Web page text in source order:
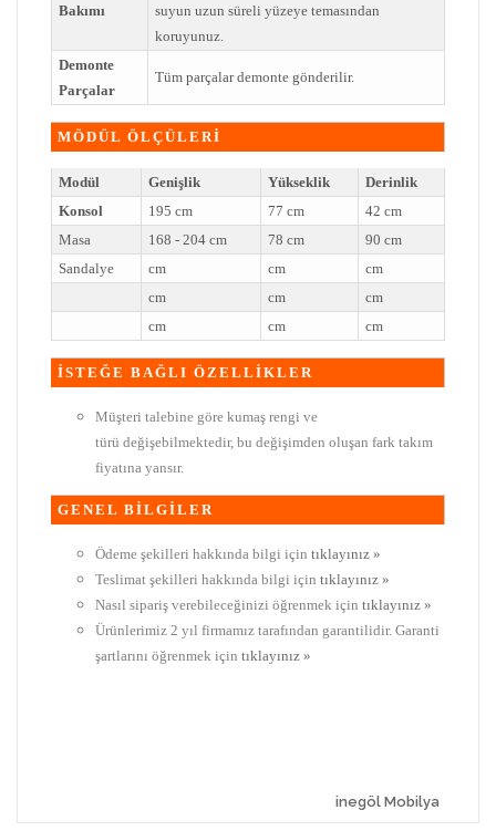
Bakımı
suyun uzun süreli yüzeye temasından
koruyunuz.
Demonte
Parçalar
Tüm parçalar demonte gönderilir.
MÖDÜL ÖLÇÜLERİ
Modül Genişlik Yükseklik
Derinlik
Konsol
195 cm 77 cm
42 cm
Masa
168 - 204 cm 78 cm
90 cm
Sandalye
cm cm
cm
cm
cm
cm
cm
cm cm
İSTEĞE BAĞLI ÖZELLİKLER
Müşteri talebine göre kumaş rengi ve
türü değişebilmektedir, bu değişimden oluşan fark takım
fiyatına yansır.
GENEL BİLGİLER
Ödeme şekilleri hakkında bilgi için tıklayınız »
Teslimat şekilleri hakkında bilgi için tıklayınız »
Nasıl sipariş verebileceğinizi öğrenmek için tıklayınız »
Ürünlerimiz 2 yıl firmamız tarafından garantilidir. Garanti
şartlarını öğrenmek için tıklayınız »
inegöl Mobilya